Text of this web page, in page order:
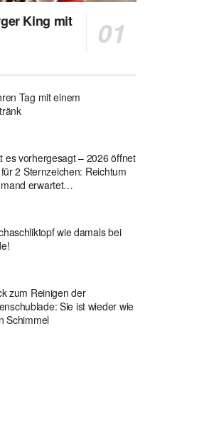
King mit
Tag mit einem
es vorhergesagt – 2026 öffnet
2 Sternzeichen: Reichtum
erwartet…
wie damals bei
zum Reinigen der
Sie ist wieder wie
Schimmel